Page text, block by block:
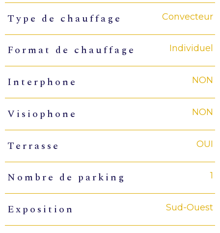
Type de chauffage Convecteur
Format de chauffage Individuel
Interphone NON
Visiophone NON
Terrasse OUI
Nombre de parking 1
Exposition Sud-Ouest